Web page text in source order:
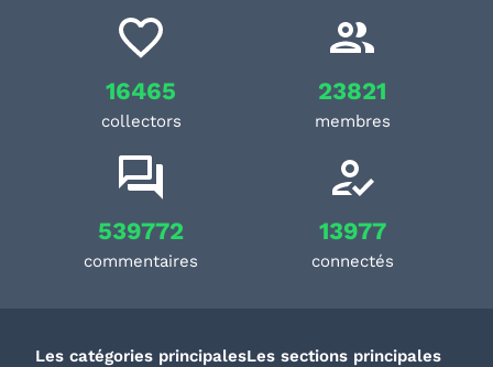
16465
collectors
23821
membres
539772
commentaires
13977
connectés
Les catégories principalesLes sections principales